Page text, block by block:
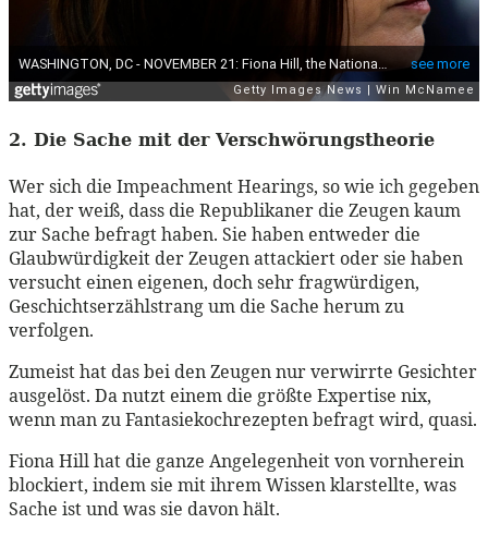
2. Die Sache mit der Verschwörungstheorie
Wer sich die Impeachment Hearings, so wie ich gegeben
hat, der weiß, dass die Republikaner die Zeugen kaum
zur Sache befragt haben. Sie haben entweder die
Glaubwürdigkeit der Zeugen attackiert oder sie haben
versucht einen eigenen, doch sehr fragwürdigen,
Geschichtserzählstrang um die Sache herum zu
verfolgen.
Zumeist hat das bei den Zeugen nur verwirrte Gesichter
ausgelöst. Da nutzt einem die größte Expertise nix,
wenn man zu Fantasiekochrezepten befragt wird, quasi.
Fiona Hill hat die ganze Angelegenheit von vornherein
blockiert, indem sie mit ihrem Wissen klarstellte, was
Sache ist und was sie davon hält.